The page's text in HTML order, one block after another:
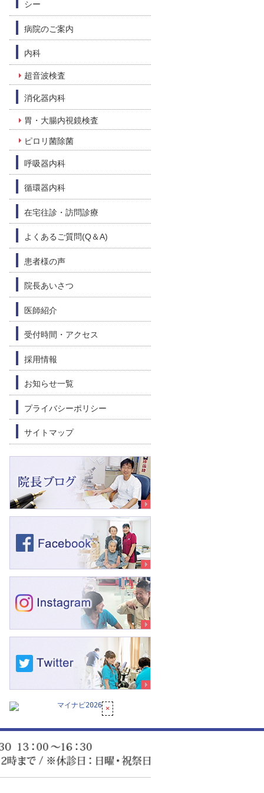
シー
病院のご案内
内科
超音波検査
消化器内科
胃・大腸内視鏡検査
ピロリ菌除菌
呼吸器内科
循環器内科
在宅往診・訪問診療
よくあるご質問(Q＆A)
患者様の声
院長あいさつ
医師紹介
受付時間・アクセス
採用情報
お知らせ一覧
プライバシーポリシー
サイトマップ
って電話番号が異なります
8:30